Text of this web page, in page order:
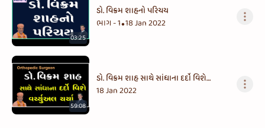
03:25
ડો. વિક્રમ શાહનો પરિચય
ભાગ - 1•18 Jan 2022
59:08
ડો. વિક્રમ શાહ સાથે સાંધાના દર્દો વિશે
વચ્યુઅલ ચર્ચા
18 Jan 2022